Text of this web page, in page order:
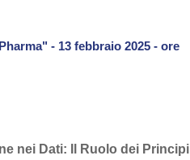
- 13 febbraio 2025 - ore
nei Dati: Il Ruolo dei Principi